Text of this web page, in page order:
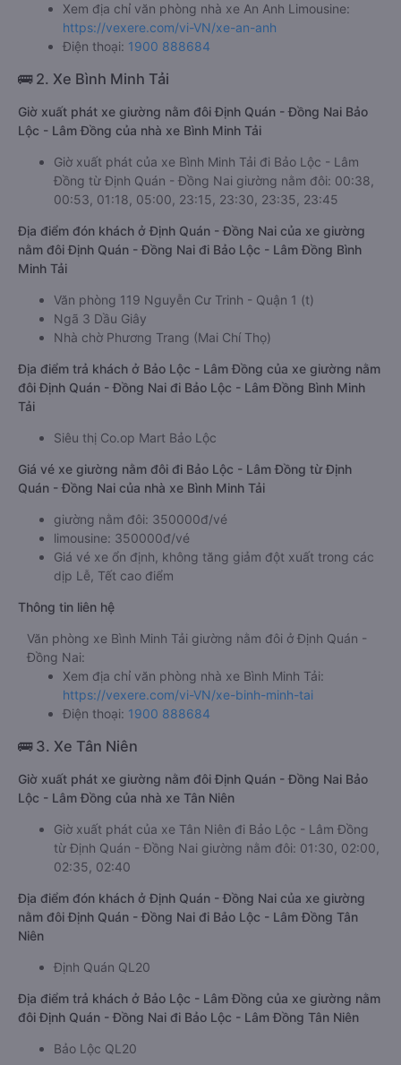
Xem địa chỉ văn phòng nhà xe An Anh Limousine:
https://vexere.com/vi-VN/xe-an-anh
Điện thoại: 1900 888684
🚌 2. Xe Bình Minh Tải
Giờ xuất phát xe giường nằm đôi Định Quán - Đồng Nai Bảo
Lộc - Lâm Đồng của nhà xe Bình Minh Tải
Giờ xuất phát của xe Bình Minh Tải đi Bảo Lộc - Lâm
Đồng từ Định Quán - Đồng Nai giường nằm đôi: 00:38,
00:53, 01:18, 05:00, 23:15, 23:30, 23:35, 23:45
Địa điểm đón khách ở Định Quán - Đồng Nai của xe giường
nằm đôi Định Quán - Đồng Nai đi Bảo Lộc - Lâm Đồng Bình
Minh Tải
Văn phòng 119 Nguyễn Cư Trinh - Quận 1 (t)
Ngã 3 Dầu Giây
Nhà chờ Phương Trang (Mai Chí Thọ)
Địa điểm trả khách ở Bảo Lộc - Lâm Đồng của xe giường nằm
đôi Định Quán - Đồng Nai đi Bảo Lộc - Lâm Đồng Bình Minh
Tải
Siêu thị Co.op Mart Bảo Lộc
Giá vé xe giường nằm đôi đi Bảo Lộc - Lâm Đồng từ Định
Quán - Đồng Nai của nhà xe Bình Minh Tải
giường nằm đôi: 350000đ/vé
limousine: 350000đ/vé
Giá vé xe ổn định, không tăng giảm đột xuất trong các
dịp Lễ, Tết cao điểm
Thông tin liên hệ
Văn phòng xe Bình Minh Tải giường nằm đôi ở Định Quán -
Đồng Nai:
Xem địa chỉ văn phòng nhà xe Bình Minh Tải:
https://vexere.com/vi-VN/xe-binh-minh-tai
Điện thoại: 1900 888684
🚌 3. Xe Tân Niên
Giờ xuất phát xe giường nằm đôi Định Quán - Đồng Nai Bảo
Lộc - Lâm Đồng của nhà xe Tân Niên
Giờ xuất phát của xe Tân Niên đi Bảo Lộc - Lâm Đồng
từ Định Quán - Đồng Nai giường nằm đôi: 01:30, 02:00,
02:35, 02:40
Địa điểm đón khách ở Định Quán - Đồng Nai của xe giường
nằm đôi Định Quán - Đồng Nai đi Bảo Lộc - Lâm Đồng Tân
Niên
Định Quán QL20
Địa điểm trả khách ở Bảo Lộc - Lâm Đồng của xe giường nằm
đôi Định Quán - Đồng Nai đi Bảo Lộc - Lâm Đồng Tân Niên
Bảo Lộc QL20